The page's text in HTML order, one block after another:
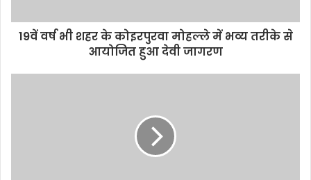
19वें वर्ष भी शहर के कोइरपुरवा मोहल्ले में भव्य तरीके से
आयोजित हुआ देवी जागरण